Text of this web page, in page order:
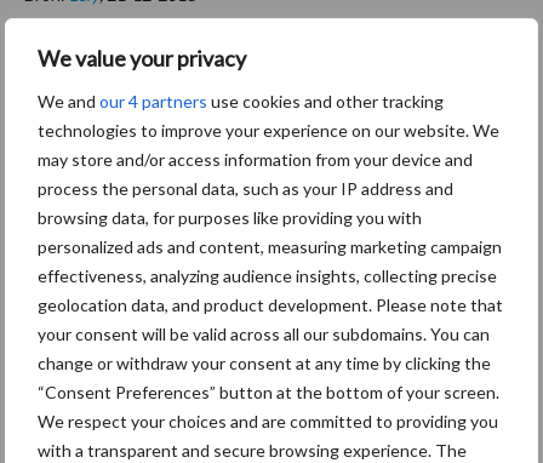
We value your privacy
We and our 4 partners use cookies and other tracking
technologies to improve your experience on our website. We
may store and/or access information from your device and
process the personal data, such as your IP address and
browsing data, for purposes like providing you with
personalized ads and content, measuring marketing campaign
effectiveness, analyzing audience insights, collecting precise
geolocation data, and product development. Please note that
your consent will be valid across all our subdomains. You can
change or withdraw your consent at any time by clicking the
“Consent Preferences” button at the bottom of your screen.
We respect your choices and are committed to providing you
with a transparent and secure browsing experience. The
Aanbevolen voor jou!
Van onze partner Lely
Verduurzaming vergund:
melkveehouders
Van onze partner Lely
Van idee tot innovatie: Zo
veranderde de Discovery de
koeienstal
Van onze partner Lely